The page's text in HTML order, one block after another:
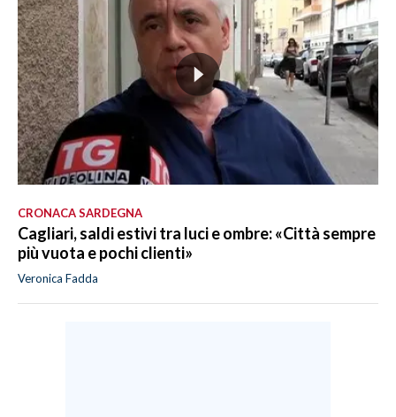
CRONACA SARDEGNA
Cagliari, saldi estivi tra luci e ombre: «Città sempre
più vuota e pochi clienti»
Veronica Fadda